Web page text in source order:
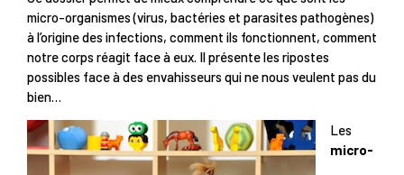
micro-organismes (virus, bactéries et parasites pathogènes)
à l’origine des infections, comment ils fonctionnent, comment
notre corps réagit face à eux. Il présente les ripostes
possibles face à des envahisseurs qui ne nous veulent pas du
bien…
Les
micro-